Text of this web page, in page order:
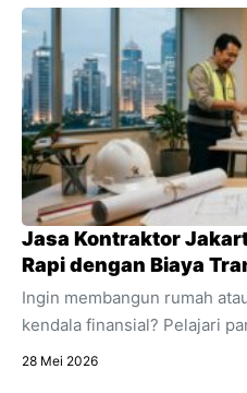
perbedaannya dengan
utamanya untuk efisiensi
Jasa Kontraktor
Rapi dengan Biaya
Ingin membangun rumah
kendala finansial? Pelajari
kontraktor Jakarta dengan
28 Mei 2026